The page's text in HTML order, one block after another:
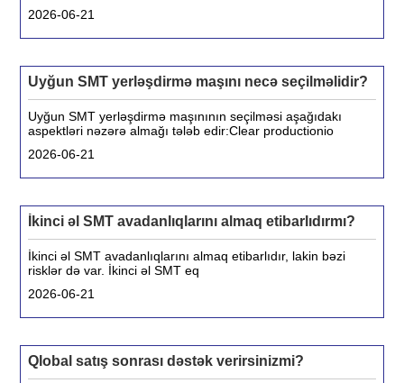
2026-06-21
Uyğun SMT yerləşdirmə maşını necə seçilməlidir?
Uyğun SMT yerləşdirmə maşınının seçilməsi aşağıdakı
aspektləri nəzərə almağı tələb edir:Clear productionio
2026-06-21
İkinci əl SMT avadanlıqlarını almaq etibarlıdırmı?
İkinci əl SMT avadanlıqlarını almaq etibarlıdır, lakin bəzi
risklər də var. İkinci əl SMT eq
2026-06-21
Qlobal satış sonrası dəstək verirsinizmi?